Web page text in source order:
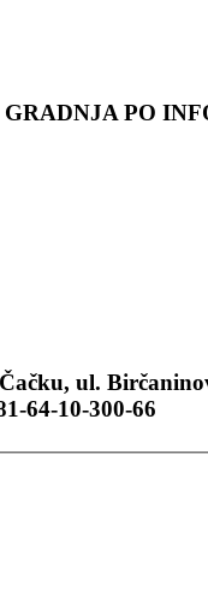
GRADNJA PO
ul.
64-10-300-66